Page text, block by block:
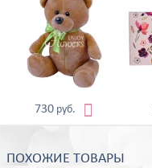
730 руб. 
ПОХОЖИЕ ТОВАРЫ